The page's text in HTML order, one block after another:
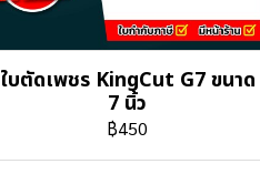
ใบตัดเพชร KingCut G7 ขนาด
7 นิ้ว
฿450